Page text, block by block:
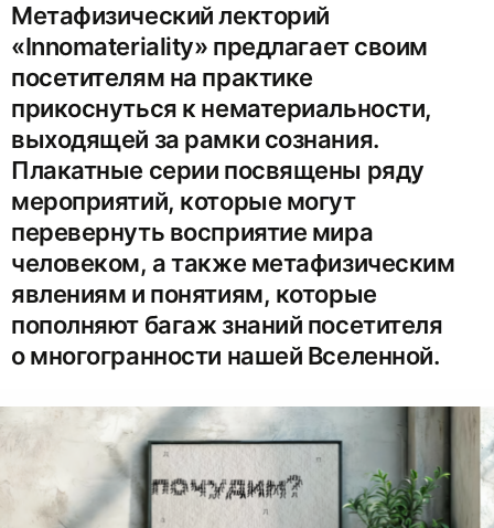
Метафизический лекторий
«Innomateriality» предлагает своим
посетителям на практике
прикоснуться к нематериальности,
выходящей за рамки сознания.
Плакатные серии посвящены ряду
мероприятий, которые могут
перевернуть восприятие мира
человеком, а также метафизическим
явлениям и понятиям, которые
пополняют багаж знаний посетителя
о многогранности нашей Вселенной.